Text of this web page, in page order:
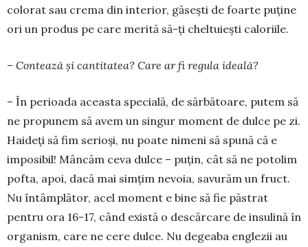
colorat sau crema din interior, găsești de foarte puține
ori un produs pe care merită să-ți cheltuiești caloriile.
– Contează și cantitatea? Care ar fi regula ideală?
– În perioada aceasta specială, de sărbătoare, putem să
ne propunem să avem un singur moment de dulce pe zi.
Haideți să fim serioși, nu poate ni­meni să spună că e
imposibil! Mâncăm ceva dulce – puțin, cât să ne potolim
pofta, apoi, dacă mai simțim nevoia, savurăm un fruct.
Nu întâmplător, acel moment e bine să fie păstrat
pentru ora 16-17, când există o descărcare de insulină în
organism, care ne cere dulce. Nu degeaba englezii au